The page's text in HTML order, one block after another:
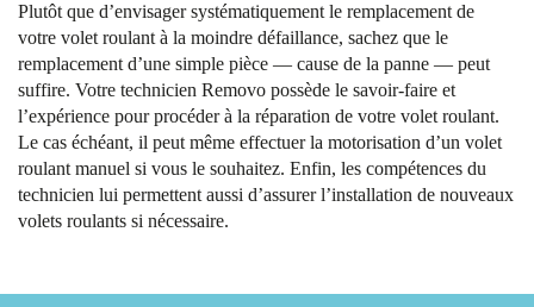
Plutôt que d’envisager systématiquement le remplacement de
votre volet roulant à la moindre défaillance, sachez que le
remplacement d’une simple pièce — cause de la panne — peut
suffire. Votre technicien Removo possède le savoir-faire et
l’expérience pour procéder à la réparation de votre volet roulant.
Le cas échéant, il peut même effectuer la motorisation d’un volet
roulant manuel si vous le souhaitez. Enfin, les compétences du
technicien lui permettent aussi d’assurer l’installation de nouveaux
volets roulants si nécessaire.